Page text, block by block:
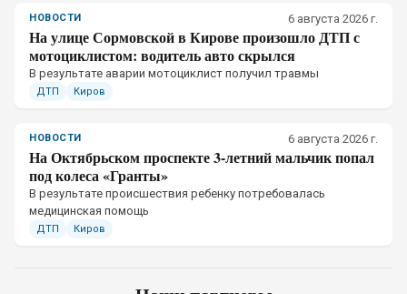
НОВОСТИ 6 августа 2026 г.
На улице Сормовской в Кирове произошло ДТП с
мотоциклистом: водитель авто скрылся
В результате аварии мотоциклист получил травмы
ДТП Киров
НОВОСТИ 6 августа 2026 г.
На Октябрьском проспекте 3-летний мальчик попал
под колеса «Гранты»
В результате происшествия ребенку потребовалась
медицинская помощь
ДТП Киров